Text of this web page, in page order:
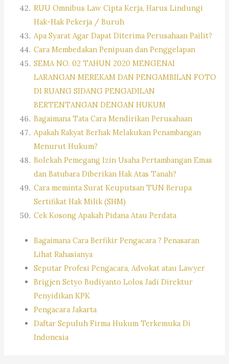
RUU Omnibus Law Cipta Kerja, Harus Lindungi
Hak-Hak Pekerja / Buruh
Apa Syarat Agar Dapat Diterima Perusahaan Pailit?
Cara Membedakan Penipuan dan Penggelapan
SEMA NO. 02 TAHUN 2020 MENGENAI
LARANGAN MEREKAM DAN PENGAMBILAN FOTO
DI RUANG SIDANG PENGADILAN
BERTENTANGAN DENGAN HUKUM
Bagaimana Tata Cara Mendirikan Perusahaan
Apakah Rakyat Berhak Melakukan Penambangan
Menurut Hukum?
Bolekah Pemegang Izin Usaha Pertambangan Emas
dan Batubara Diberikan Hak Atas Tanah?
Cara meminta Surat Keuputsan TUN Berupa
Sertifikat Hak Milik (SHM)
Cek Kosong Apakah Pidana Atau Perdata
Bagaimana Cara Berfikir Pengacara ? Penasaran
Lihat Rahasianya
Seputar Profesi Pengacara, Advokat atau Lawyer
Brigjen Setyo Budiyanto Lolos Jadi Direktur
Penyidikan KPK
Pengacara Jakarta
Daftar Sepuluh Firma Hukum Terkemuka Di
Indonesia